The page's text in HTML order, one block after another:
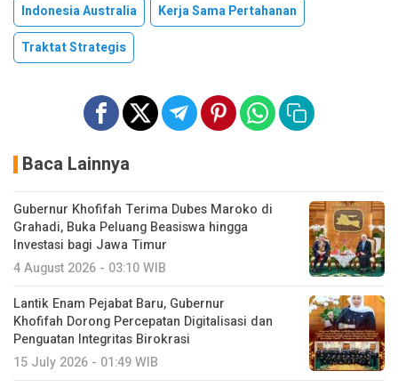
Indonesia Australia
Kerja Sama Pertahanan
Traktat Strategis
Baca Lainnya
Gubernur Khofifah Terima Dubes Maroko di
Grahadi, Buka Peluang Beasiswa hingga
Investasi bagi Jawa Timur
4 August 2026 - 03:10 WIB
Lantik Enam Pejabat Baru, Gubernur
Khofifah Dorong Percepatan Digitalisasi dan
Penguatan Integritas Birokrasi
15 July 2026 - 01:49 WIB